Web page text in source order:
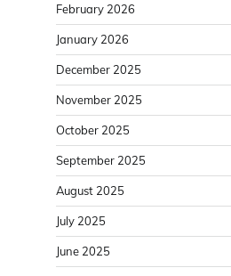
February 2026
January 2026
December 2025
November 2025
October 2025
September 2025
August 2025
July 2025
June 2025